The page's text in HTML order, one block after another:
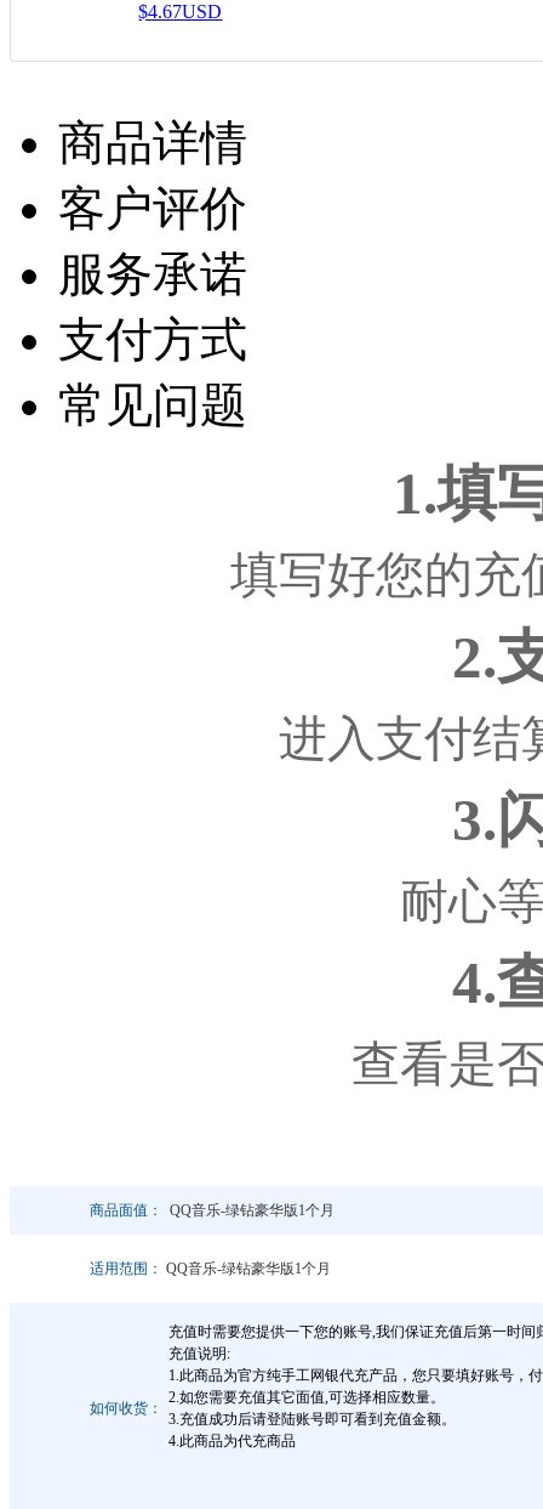
$4.67USD
商品详情
客户评价
服务承诺
支付方式
常见问题
1.填
填写好您的充
2.
进入支付结
3.
耐心
4.
查看是
商品面值： QQ音乐-绿钻豪华版1个月
适用范围： QQ音乐-绿钻豪华版1个月
如何收货：
充值时需要您提供一下您的账号,我们保证充值后第一时
充值说明:
1.此商品为官方纯手工网银代充产品，您只要填好账号，
2.如您需要充值其它面值,可选择相应数量。
3.充值成功后请登陆账号即可看到充值金额。
4.此商品为代充商品